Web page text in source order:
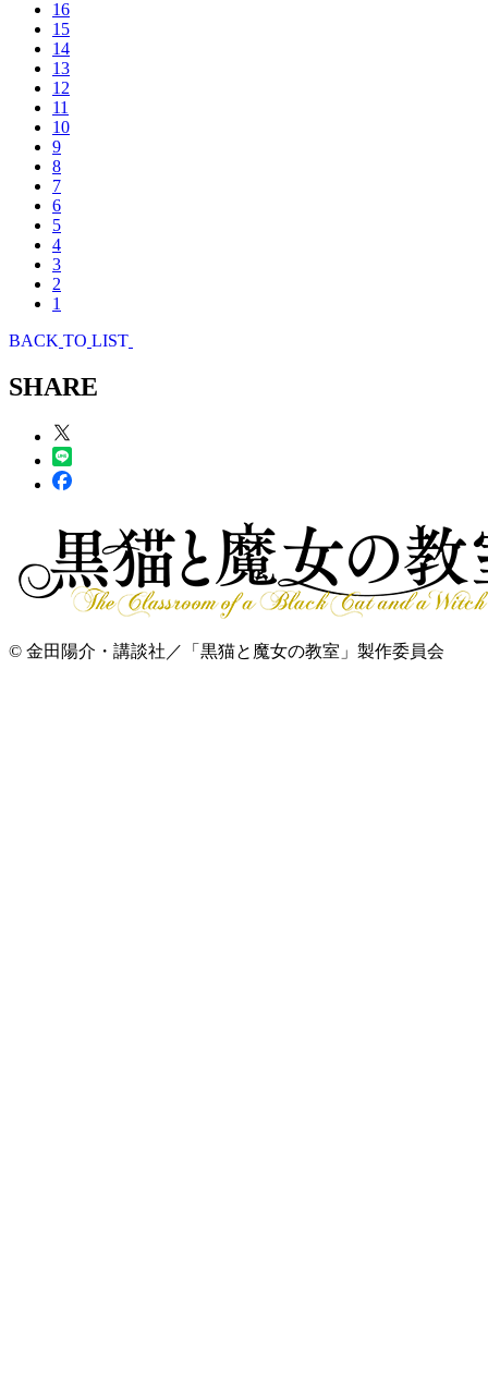
16
15
14
13
12
11
10
9
8
7
6
5
4
3
2
1
BACK TO LIST
SHARE
© 金田陽介・講談社／「黒猫と魔女の教室」製作委員会